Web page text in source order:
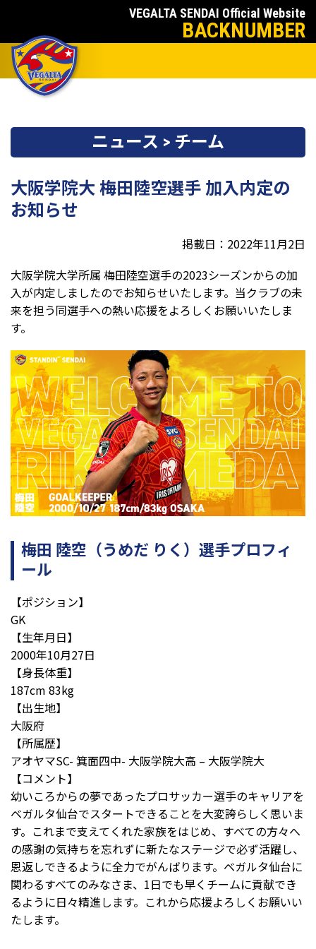
VEGALTA SENDAI Official Website
BACKNUMBER
ニュース > チーム
大阪学院大 梅田陸空選手 加入内定の
お知らせ
掲載日：2022年11月2日
大阪学院大学所属 梅田陸空選手の2023シーズンからの加
入が内定しましたのでお知らせいたします。当クラブの未
来を担う同選手への熱い応援をよろしくお願いいたしま
す。
梅田 陸空（うめだ りく） 選手プロフィ
ール
【ポジション】
GK
【生年月日】
2000年10月27日
【身長体重】
187cm 83kg
【出生地】
大阪府
【所属歴】
アオヤマSC- 箕面四中- 大阪学院大高 – 大阪学院大
【コメント】
幼いころからの夢であったプロサッカー選手のキャリアを
ベガルタ仙台でスタートできることを大変誇らしく思いま
す。これまで支えてくれた家族をはじめ、すべての方々へ
の感謝の気持ちを忘れずに新たなステージで必ず活躍し、
恩返しできるように全力でがんばります。ベガルタ仙台に
関わるすべてのみなさま、 1日でも早くチームに貢献でき
るように日々精進します。これから応援よろしくお願いい
たします。